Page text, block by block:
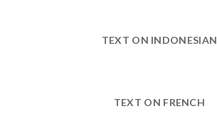
TEXT ON INDONESIAN
TEXT ON FRENCH